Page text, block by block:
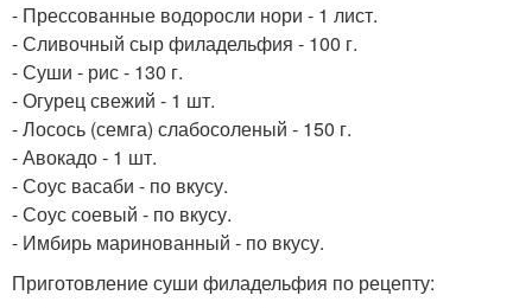
- Прессованные водоросли нори - 1 лист.
- Сливочный сыр филадельфия - 100 г.
- Суши - рис - 130 г.
- Огурец свежий - 1 шт.
- Лосось (семга) слабосоленый - 150 г.
- Авокадо - 1 шт.
- Соус васаби - по вкусу.
- Соус соевый - по вкусу.
- Имбирь маринованный - по вкусу.
Приготовление суши филадельфия по рецепту: